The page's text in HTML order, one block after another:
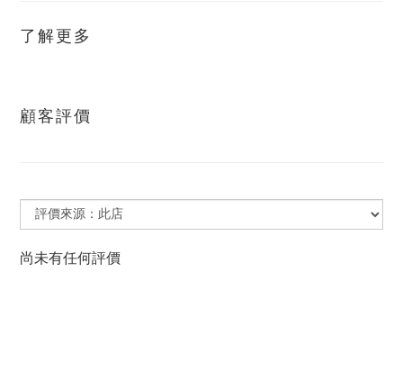
了解更多
顧客評價
尚未有任何評價